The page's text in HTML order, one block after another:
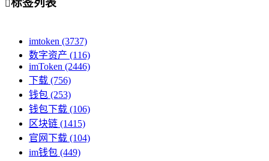

imtoken (3737)
数字资产 (116)
imToken (2446)
下载 (756)
钱包 (253)
钱包下载 (106)
区块链 (1415)
官网下载 (104)
im钱包 (449)